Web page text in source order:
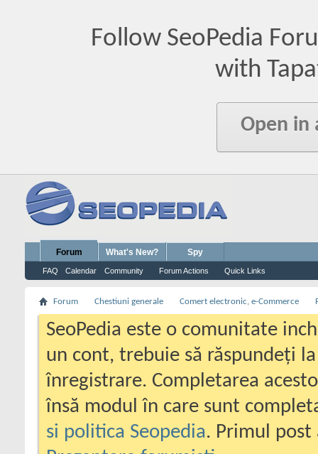
Follow SeoPedia
with
Open in
Forum
FAQ Calendar Community Forum Actions Quick Links
What's New? Spy
Forum Chestiuni generale Comert electronic, e-Commerce
SeoPedia este o comunitate
un cont, trebuie să răspundeți
înregistrare. Completarea
însă modul în care sunt
si politica Seopedia. Primul